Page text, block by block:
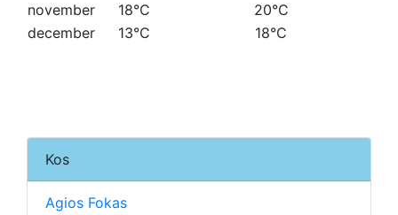
november
18°C
20°C
december
13°C 18°C
Kos
Agios Fokas